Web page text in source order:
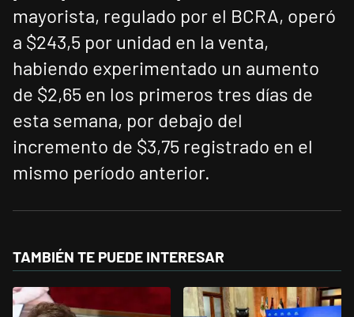
mayorista, regulado por el BCRA, operó
a $243,5 por unidad en la venta,
habiendo experimentado un aumento
de $2,65 en los primeros tres días de
esta semana, por debajo del
incremento de $3,75 registrado en el
mismo período anterior.
TAMBIÉN TE PUEDE INTERESAR